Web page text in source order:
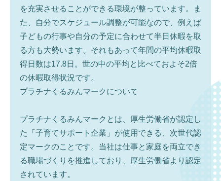
を充実させることができる環境が整っています。ま
た、自分でスケジュール調整が可能なので、例えば
子どもの行事や自分の予定に合わせて半日休暇を取
る方も大勢います。それもあって年間の平均休暇取
得日数は17.8日。世の中の平均と比べておよそ2倍
の休暇取得状況です。
プラチナくるみんマークについて
プラチナくるみんマークとは、厚生労働省が認定し
た「子育てサポート企業」が使用できる、次世代認
定マークのことです。当社は仕事と家庭を両立でき
る職場づくりを推進しており、厚生労働省より認定
されています。